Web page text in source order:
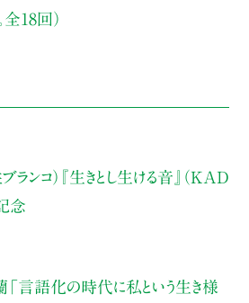
全18回）
ランコ） 『生きとし生ける音』（KAD
念
「言語化の時代に私という生き様